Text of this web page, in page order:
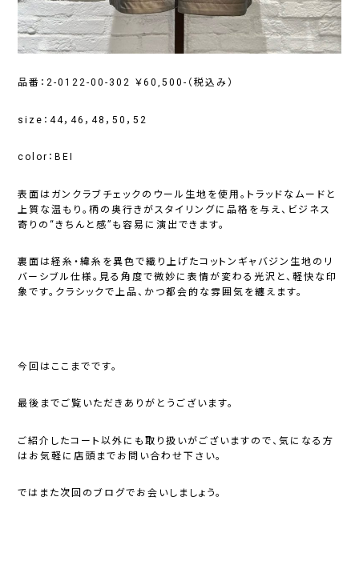
品番：2-0122-00-302 ￥60,500-（税込み）
size：44，46，48，50，52
color：BEI
表面はガンクラブチェックのウール生地を使用。トラッドなムードと
上質な温もり。柄の奥行きがスタイリングに品格を与え、ビジネス
寄りの“きちんと感”も容易に演出できます。
裏面は経糸・緯糸を異色で織り上げたコットンギャバジン生地のリ
バーシブル仕様。見る角度で微妙に表情が変わる光沢と、軽快な印
象です。クラシックで上品、かつ都会的な雰囲気を纏えます。
今回はここまでです。
最後までご覧いただきありがとうございます。
ご紹介したコート以外にも取り扱いがございますので、気になる方
はお気軽に店頭までお問い合わせ下さい。
ではまた次回のブログでお会いしましょう。